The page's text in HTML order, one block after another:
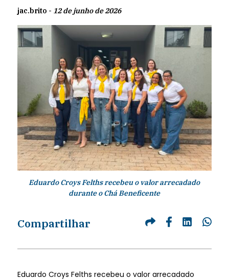
jac.brito - 12 de junho de 2026
Eduardo Croys Felths recebeu o valor arrecadado
durante o Chá Beneficente
Compartilhar
Eduardo Croys Felths recebeu o valor arrecadado